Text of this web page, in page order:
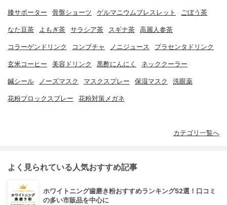
膝サポーター 骨盤ショーツ ゲルマニウムブレスレット ごぼう茶
なた豆茶 よもぎ茶 サラシア茶 スギナ茶 高麗人参茶
コラーゲンドリンク コンブチャ ノニジュース プラセンタドリンク
玄米コーヒー 美容ドリンク 黒酢にんにく ネッククーラー
鍼シール ノーズマスク マスクスプレー 保湿マスク 洗眼薬
花粉ブロックスプレー 花粉対策メガネ
カテゴリ一覧へ
よく見られている人気おすすめ記事
ホワイトニング歯磨き粉おすすめランキング52選！口コミ
の多い市販品を中心に